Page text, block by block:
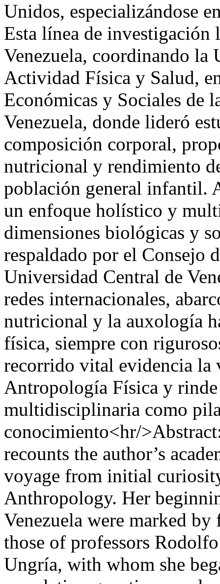
Unidos, especializándose
Esta línea de investigación
Venezuela, coordinando
Actividad Física y Salud,
Económicas y Sociales de
Venezuela, donde lideró
composición corporal,
nutricional y rendimiento
población general infantil.
un enfoque holístico y
dimensiones biológicas y
respaldado por el Consejo
Universidad Central de
redes internacionales,
nutricional y la auxología
física, siempre con
recorrido vital evidencia la
Antropología Física y
multidisciplinaria como
conocimiento<hr/
recounts the author’s
voyage from initial
Anthropology. Her
Venezuela were marked
those of professors
Ungría, with whom she